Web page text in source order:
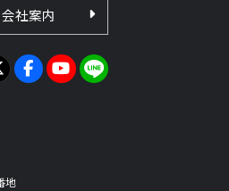
会社案内
地